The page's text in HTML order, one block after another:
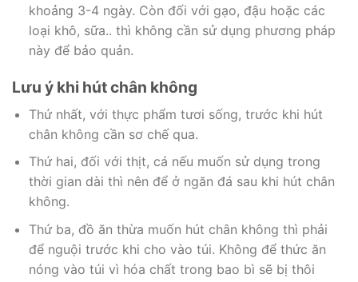
khoảng 3-4 ngày. Còn đối với gạo, đậu hoặc các
loại khô, sữa.. thì không cần sử dụng phương pháp
này để bảo quản.
Lưu ý khi hút chân không
Thứ nhất, với thực phẩm tươi sống, trước khi hút
chân không cần sơ chế qua.
Thứ hai, đối với thịt, cá nếu muốn sử dụng trong
thời gian dài thì nên để ở ngăn đá sau khi hút chân
không.
Thứ ba, đồ ăn thừa muốn hút chân không thì phải
để nguội trước khi cho vào túi. Không để thức ăn
nóng vào túi vì hóa chất trong bao bì sẽ bị thôi